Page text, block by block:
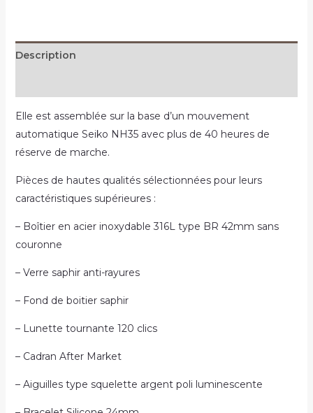
Description
Elle est assemblée sur la base d’un mouvement
automatique Seiko NH35 avec plus de 40 heures de
réserve de marche.
Pièces de hautes qualités sélectionnées pour leurs
caractéristiques supérieures :
– Boîtier en acier inoxydable 316L type BR 42mm sans
couronne
– Verre saphir anti-rayures
– Fond de boitier saphir
– Lunette tournante 120 clics
– Cadran After Market
– Aiguilles type squelette argent poli luminescente